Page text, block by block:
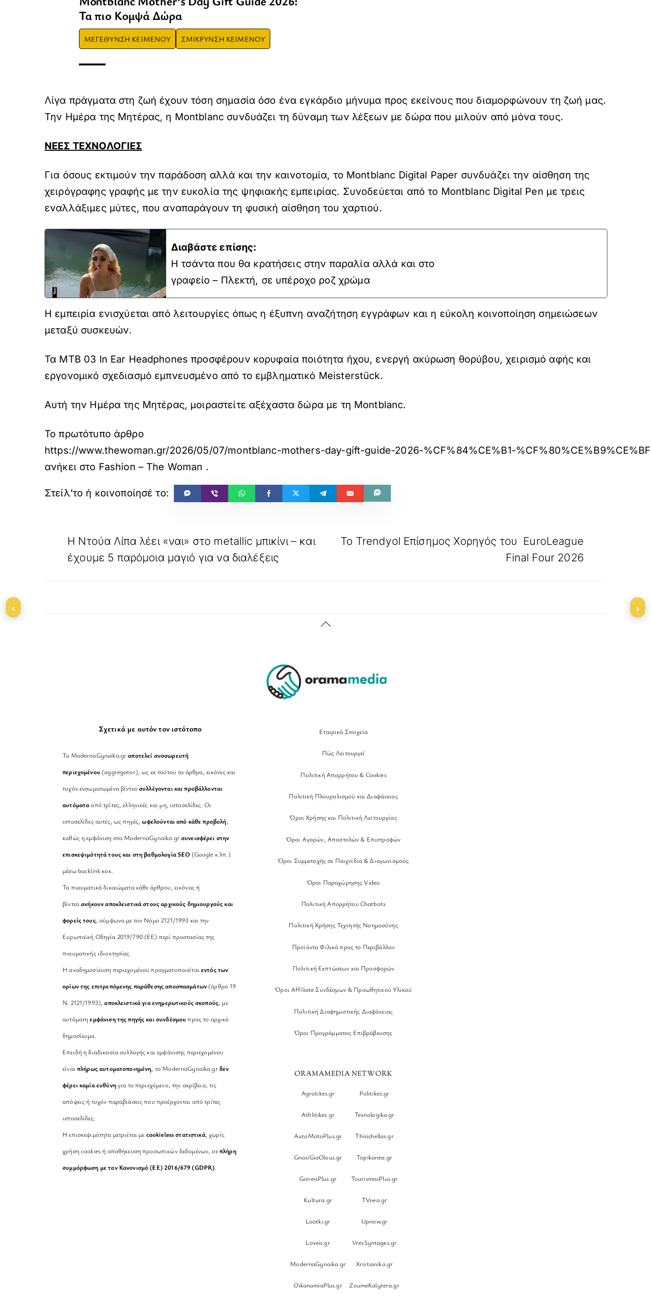
Τα πιο Κομψά Δώρα
ΜΕΓΕΘΥΝΣΗ ΚΕΙΜΕΝΟΥ ΣΜΙΚΡΥΝΣΗ ΚΕΙΜΕΝΟΥ
Λίγα πράγματα στη ζωή έχουν τόση σημασία όσο ένα εγκάρδιο μήνυμα προς εκείνους που διαμορφώνουν τη ζωή μας.
Την Ημέρα της Μητέρας, η Montblanc συνδυάζει τη δύναμη των λέξεων με δώρα που μιλούν από μόνα τους.
ΝΕΕΣ ΤΕΧΝΟΛΟΓΙΕΣ
Για όσους εκτιμούν την παράδοση αλλά και την καινοτομία, το Montblanc Digital Paper συνδυάζει την αίσθηση της
χειρόγραφης γραφής με την ευκολία της ψηφιακής εμπειρίας. Συνοδεύεται από το Montblanc Digital Pen με τρεις
εναλλάξιμες μύτες, που αναπαράγουν τη φυσική αίσθηση του χαρτιού.
Διαβάστε επίσης:
H τσάντα που θα κρατήσεις στην παραλία αλλά και στο
γραφείο – Πλεκτή, σε υπέροχο ροζ χρώμα
Η εμπειρία ενισχύεται από λειτουργίες όπως η έξυπνη αναζήτηση εγγράφων και η εύκολη κοινοποίηση σημειώσεων
μεταξύ συσκευών.
Τα MTB 03 In Ear Headphones προσφέρουν κορυφαία ποιότητα ήχου, ενεργή ακύρωση θορύβου, χειρισμό αφής και
εργονομικό σχεδιασμό εμπνευσμένο από το εμβληματικό Meisterstück.
Αυτή την Ημέρα της Μητέρας, μοιραστείτε αξέχαστα δώρα με τη Montblanc.
Το πρωτότυπο άρθρο
https://www.thewoman.gr/2026/05/07/montblanc-mothers-day-gift-guide-2026-%CF%84%CE%B1-
ανήκει στο Fashion – The Woman .
Η Ντούα Λίπα λέει «ναι» στο metallic μπικίνι – και
έχουμε 5 παρόμοια μαγιό για να διαλέξεις
Το Trendyol Επίσημος Χορηγός του EuroLeague
Final Four 2026
Back
Σχετικά με αυτόν τον ιστότοπο
Το ModernaGynaika.grαποτελεί συσσωρευτή
περιεχομένου (aggregator), ως εκ τούτου τα άρθρα, εικόνες και
τυχόν ενσωματωμένα βίντεοσυλλέγονται και προβάλλονται
αυτόματααπό τρίτες, ελληνικές και μη, ιστοσελίδες. Οι
ιστοσελίδες αυτές, ως πηγές,ωφελούνται από κάθε προβολή,
καθώς η εμφάνιση στο ModernaGynaika.grσυνεισφέρει στην
επισκεψιμότητά τους και στη βαθμολογία SEO (Google κ.λπ.)
μέσω backlink κοκ.
Τα πνευματικά δικαιώματα κάθε άρθρου, εικόνας ή
βίντεοανήκουν αποκλειστικά στους αρχικούς δημιουργούς και
φορείς τους, σύμφωνα με τον Νόμο 2121/1993 και την
Ευρωπαϊκή Οδηγία 2019/790 (ΕΕ) περί προστασίας της
πνευματικής ιδιοκτησίας.
Η αναδημοσίευση περιεχομένου πραγματοποιείταιεντός των
ορίων της επιτρεπόμενης παράθεσης αποσπασμάτων(άρθρο 19
Ν. 2121/1993), αποκλειστικά για ενημερωτικούς σκοπούς, με
αυτόματηεμφάνιση της πηγής και συνδέσμου προς το αρχικό
δημοσίευμα.
Επειδή η διαδικασία συλλογής και εμφάνισης περιεχομένου
είναιπλήρως αυτοματοποιημένη, το ModernaGynaika.grδεν
φέρει καμία ευθύνηγια το περιεχόμενο, την ακρίβεια, τις
απόψεις ή τυχόν παραβιάσεις που προέρχονται από τρίτες
ιστοσελίδες.
Η επισκεψιμότητα μετριέται με cookieless στατιστικά, χωρίς
χρήση cookies ή αποθήκευση προσωπικών δεδομένων, σεπλήρη
συμμόρφωση με τον Κανονισμό (ΕΕ) 2016/679 (GDPR).
Εταιρικά Στοιχεία
Πώς Λειτουργεί
Πολιτική Απορρήτου & Cookies
Πολιτική Πλουραλισμού και Διαφάνειας
Όροι Χρήσης και Πολιτική Λειτουργίας
Όροι Αγορών, Αποστολών & Επιστροφών
Όροι Συμμετοχής σε Παιχνίδια & Διαγωνισμούς
Όροι Παραχώρησης Video
Πολιτική Απορρήτου Chatbots
Πολιτική Χρήσης Τεχνητής Νοημοσύνης
Προϊόντα Φιλικά προς το Περιβάλλον
Πολιτική Εκπτώσεων και Προσφορών
Όροι Affiliate Συνδέσμων & Προωθητικού Υλικού
Πολιτική Διαφημιστικής Διαφάνειας
Όροι Προγράμματος Επιβράβευσης
ORAMAMEDIA NETWORK
Agrotikes.gr Politikes.gr
Athlitikes.gr Texnologika.gr
AutoMotoPlus.gr Thisishellas.gr
GnosiGiaOlous.gr Topikanea.gr
GoneisPlus.gr TourismosPlus.gr
Kultura.gr TVnea.gr
Loatki.gr Upnow.gr
Loveis.gr VresSyntages.gr
ModernaGynaika.gr Xristianika.gr
OikonomiaPlus.gr ZoumeKalytera.gr
‹ ›